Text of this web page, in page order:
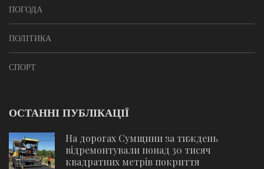
ПОГОДА
ПОЛІТИКА
СПОРТ
ОСТАННІ ПУБЛІКАЦІЇ
На дорогах Сумщини за тиждень
відремонтували понад 30 тисяч
квадратних метрів покриття